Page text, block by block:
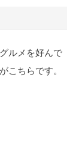
ルメを好んで
こちらです。